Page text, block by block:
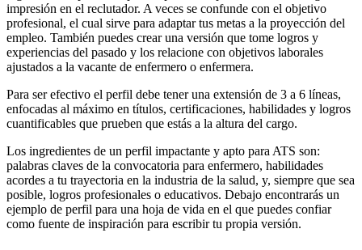
impresión en el reclutador. A veces se confunde con el objetivo
profesional, el cual sirve para adaptar tus metas a la proyección del
empleo. También puedes crear una versión que tome logros y
experiencias del pasado y los relacione con objetivos laborales
ajustados a la vacante de enfermero o enfermera.
Para ser efectivo el perfil debe tener una extensión de 3 a 6 líneas,
enfocadas al máximo en títulos, certificaciones, habilidades y logros
cuantificables que prueben que estás a la altura del cargo.
Los ingredientes de un perfil impactante y apto para ATS son:
palabras claves de la convocatoria para enfermero, habilidades
acordes a tu trayectoria en la industria de la salud, y, siempre que sea
posible, logros profesionales o educativos. Debajo encontrarás un
ejemplo de perfil para una hoja de vida en el que puedes confiar
como fuente de inspiración para escribir tu propia versión.